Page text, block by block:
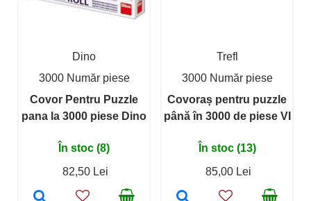
Dino
3000 Număr piese
Covor Pentru Puzzle
pana la 3000 piese Dino
În stoc (8)
82,50 Lei
Trefl
3000 Număr piese
Covoraș pentru puzzle
până în 3000 de piese VI
În stoc (13)
85,00 Lei